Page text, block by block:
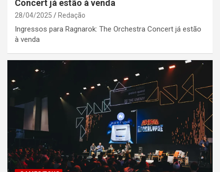
Concert já estão à venda
28/04/2025 Redação
Ingressos para Ragnarok: The Orchestra Concert já estão
à venda